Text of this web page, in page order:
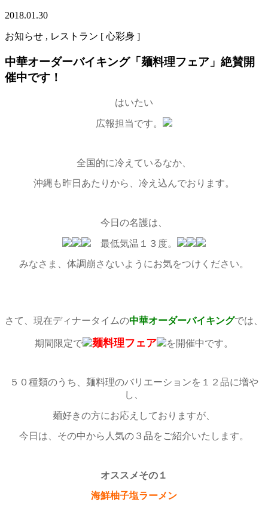
2018.01.30
お知らせ , レストラン [ 心彩身 ]
中華オーダーバイキング「麺料理フェア」絶賛開
催中です！
はいたい
広報担当です。
全国的に冷えているなか、
沖縄も昨日あたりから、冷え込んでおります。
今日の名護は、
最低気温１３度。
みなさま、体調崩さないようにお気をつけください。
さて、現在ディナータイムの中華オーダーバイキングでは、
期間限定で 麺料理フェア を開催中です。
５０種類のうち、麺料理のバリエーションを１２品に増や
し、
麺好きの方にお応えしておりますが、
今日は、その中から人気の３品をご紹介いたします。
オススメその１
海鮮柚子塩ラーメン